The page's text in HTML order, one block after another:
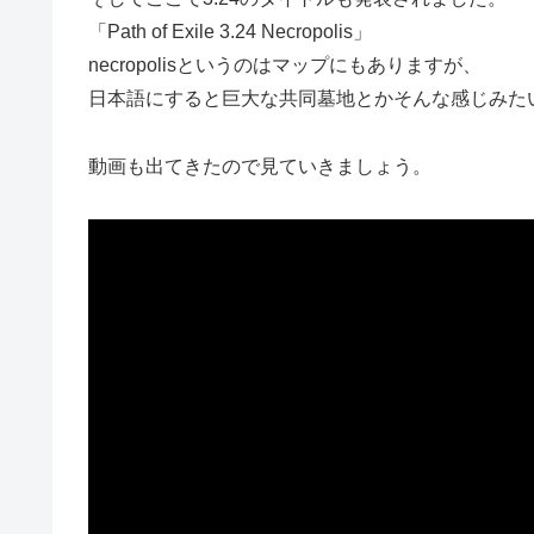
「Path of Exile 3.24 Necropolis」
necropolisというのはマップにもありますが、
日本語にすると巨大な共同墓地とかそんな感じみた
動画も出てきたので見ていきましょう。